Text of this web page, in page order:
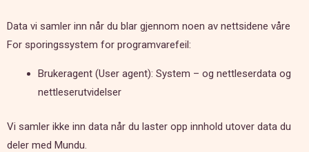
Data vi samler inn når du blar gjennom noen av nettsidene våre
For sporingssystem for programvarefeil:
Brukeragent (User agent): System – og nettleserdata og
nettleserutvidelser
Vi samler ikke inn data når du laster opp innhold utover data du
deler med Mundu.